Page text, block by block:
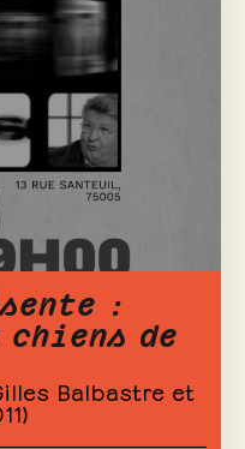
:
chiens de
Balbastre et